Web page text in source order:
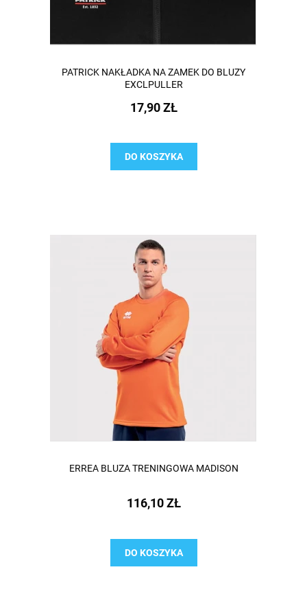
PATRICK NAKŁADKA NA ZAMEK DO BLUZY
EXCLPULLER
17,90 ZŁ
DO KOSZYKA
ERREA BLUZA TRENINGOWA MADISON
116,10 ZŁ
DO KOSZYKA